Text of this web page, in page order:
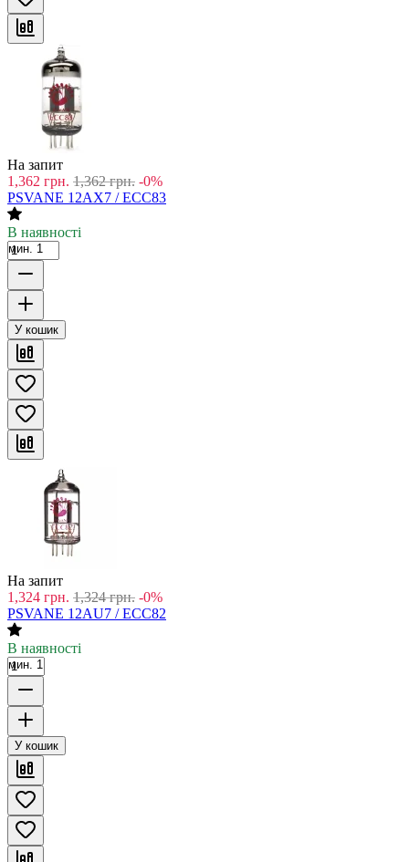
На запит
1,362 грн. 1,362 грн. -0%
PSVANE 12AX7 / ECC83
В наявності
мин. 1
У кошик
На запит
1,324 грн. 1,324 грн. -0%
PSVANE 12AU7 / ECC82
В наявності
мин. 1
У кошик